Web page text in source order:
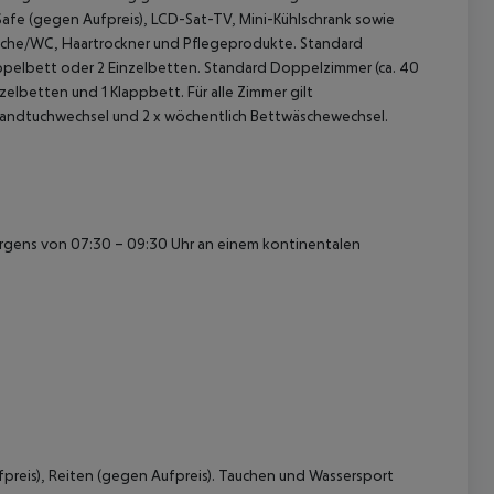
(gegen Aufpreis), LCD-Sat-TV, Mini-Kühlschrank sowie
WC, Haartrockner und Pflegeprodukte. Standard
oder 2 Einzelbetten. Standard Doppelzimmer (ca. 40
und 1 Klappbett. Für alle Zimmer gilt
und 2 x wöchentlich Bettwäschewechsel.
von 07:30 – 09:30 Uhr an einem kontinentalen
Reiten (gegen Aufpreis). Tauchen und Wassersport